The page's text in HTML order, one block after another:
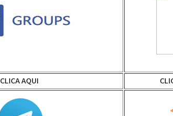
CLICA AQUI